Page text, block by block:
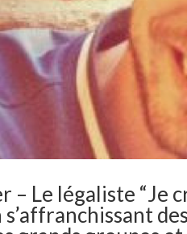
– Le légaliste “Je
s’affranchissant